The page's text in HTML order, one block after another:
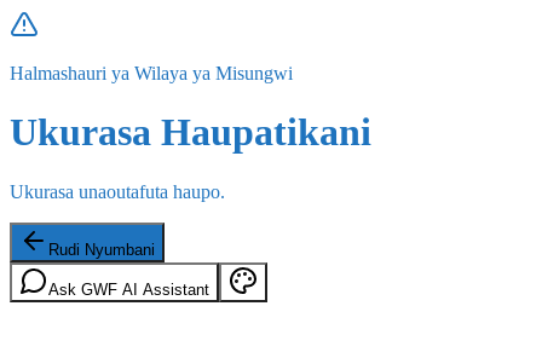
Halmashauri ya Wilaya ya Misungwi
Ukurasa Haupatikani
Ukurasa unaoutafuta haupo.
Rudi Nyumbani
Ask GWF AI Assistant